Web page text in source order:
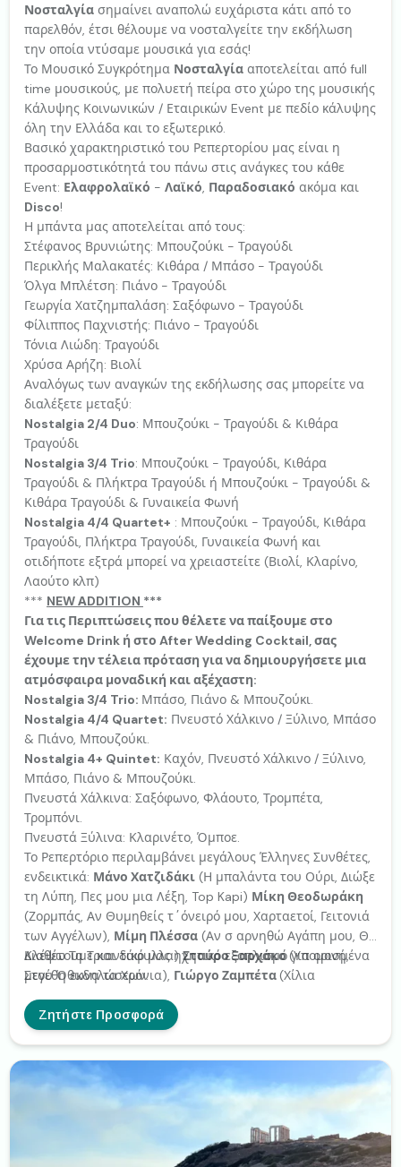
Νοσταλγία σημαίνει αναπολώ ευχάριστα κάτι από το
παρελθόν, έτσι θέλουμε να νοσταλγείτε την εκδήλωση
την οποία ντύσαμε μουσικά για εσάς!
Το Μουσικό Συγκρότημα Νοσταλγία αποτελείται από full
time μουσικούς, με πολυετή πείρα στο χώρο της μουσικής
Κάλυψης Κοινωνικών / Εταιρικών Event με πεδίο κάλυψης
όλη την Ελλάδα και το εξωτερικό.
Βασικό χαρακτηριστικό του Ρεπερτορίου μας είναι η
προσαρμοστικότητά του πάνω στις ανάγκες του κάθε
Event: Ελαφρολαϊκό - Λαϊκό, Παραδοσιακό ακόμα και
Disco!
Η μπάντα μας αποτελείται από τους:
Στέφανος Βρυνιώτης: Μπουζούκι - Τραγούδι
Περικλής Μαλακατές: Κιθάρα / Μπάσο - Τραγούδι
Όλγα Μπλέτση: Πιάνο - Τραγούδι
Γεωργία Χατζημπαλάση: Σαξόφωνο - Τραγούδι
Φίλιππος Παχνιστής: Πιάνο - Τραγούδι
Τόνια Λιώδη: Τραγούδι
Χρύσα Αρήζη: Βιολί
Αναλόγως των αναγκών της εκδήλωσης σας μπορείτε να
διαλέξετε μεταξύ:
Nostalgia 2/4 Duo: Μπουζούκι - Τραγούδι & Κιθάρα
Τραγούδι
Nostalgia 3/4 Trio: Μπουζούκι - Τραγούδι, Κιθάρα
Τραγούδι & Πλήκτρα Τραγούδι ή Μπουζούκι - Τραγούδι &
Κιθάρα Τραγούδι & Γυναικεία Φωνή
Nostalgia 4/4 Quartet+ : Μπουζούκι - Τραγούδι, Κιθάρα
Τραγούδι, Πλήκτρα Τραγούδι, Γυναικεία Φωνή και
οτιδήποτε εξτρά μπορεί να χρειαστείτε (Βιολί, Κλαρίνο,
Λαούτο κλπ)
*** NEW ΑDDITION ***
Για τις Περιπτώσεις που θέλετε να παίξουμε στο
Welcome Drink ή στο After Wedding Cocktail, σας
έχουμε την τέλεια πρόταση για να δημιουργήσετε μια
ατμόσφαιρα μοναδική και αξέχαστη:
Nostalgia 3/4 Trio: Μπάσο, Πιάνο & Μπουζούκι.
Nostalgia 4/4 Quartet: Πνευστό Χάλκινο / Ξύλινο, Μπάσο
& Πιάνο, Μπουζούκι.
Nostalgia 4+ Quintet: Καχόν, Πνευστό Χάλκινο / Ξύλινο,
Μπάσο, Πιάνο & Μπουζούκι.
Πνευστά Χάλκινα: Σαξόφωνο, Φλάουτο, Τρομπέτα,
Τρομπόνι.
Πνευστά Ξύλινα: Κλαρινέτο, Όμποε.
Το Ρεπερτόριο περιλαμβάνει μεγάλους Έλληνες Συνθέτες,
ενδεικτικά: Μάνο Χατζιδάκι (Η μπαλάντα του Ούρι, Διώξε
τη Λύπη, Πες μου μια Λέξη, Top Kapi) Μίκη Θεοδωράκη
(Ζορμπάς, Αν Θυμηθείς τ΄όνειρό μου, Χαρταετοί, Γειτονιά
των Αγγέλων), Μίμη Πλέσσα (Αν σ αρνηθώ Αγάπη μου, Θα
Κλέψω Τα Τριαντάφυλλα)Σταύρο Ξαρχάκο(Υπομονή,
Στου Όθωνα τα Χρόνια), Γιώργο Ζαμπέτα(Χίλια
παραλλαγές αγαπημένων τραγουδιών σε πιο Upbeat
ρυθμό όπως Ιστορία μου Αμαρτία μου, το Μινόρε της
Διαθέτουμε και δικό μας ηχητικό εξοπλισμό για ορισμένα
μεγέθη εκδηλώσεων.
Ζητήστε Προσφορά